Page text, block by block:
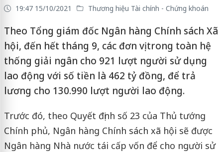
19:47 15/10/2021 Thương hiệu Tài chính - Chứng khoán
Theo Tổng giám đốc Ngân hàng Chính sách Xã
hội, đến hết tháng 9, các đơn vị trong toàn hệ
thống giải ngân cho 921 lượt người sử dụng
lao động với số tiền là 462 tỷ đồng, để trả
lương cho 130.990 lượt người lao động.
Trước đó, theo Quyết định số 23 của Thủ tướng
Chính phủ, Ngân hàng Chính sách xã hội sẽ được
Ngân hàng Nhà nước tái cấp vốn để cho người sử